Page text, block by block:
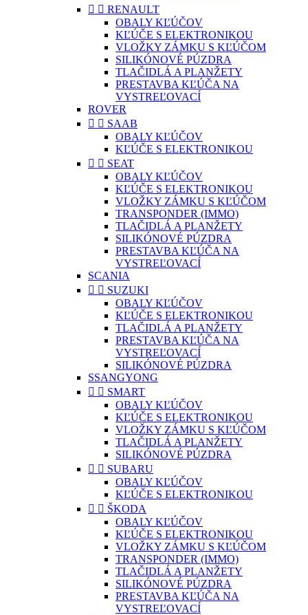
  RENAULT
OBALY KĽÚČOV
KĽÚČE S ELEKTRONIKOU
VLOŽKY ZÁMKU S KĽÚČOM
SILIKÓNOVÉ PÚZDRA
TLAČIDLÁ A PLANŽETY
PRESTAVBA KĽÚČA NA
VYSTREĽOVACÍ
ROVER
  SAAB
OBALY KĽÚČOV
KĽÚČE S ELEKTRONIKOU
  SEAT
OBALY KĽÚČOV
KĽÚČE S ELEKTRONIKOU
VLOŽKY ZÁMKU S KĽÚČOM
TRANSPONDER (IMMO)
TLAČIDLÁ A PLANŽETY
SILIKÓNOVÉ PÚZDRA
PRESTAVBA KĽÚČA NA
VYSTREĽOVACÍ
SCANIA
  SUZUKI
OBALY KĽÚČOV
KĽÚČE S ELEKTRONIKOU
TLAČIDLÁ A PLANŽETY
PRESTAVBA KĽÚČA NA
VYSTREĽOVACÍ
SILIKÓNOVÉ PÚZDRA
SSANGYONG
  SMART
OBALY KĽÚČOV
KĽÚČE S ELEKTRONIKOU
VLOŽKY ZÁMKU S KĽÚČOM
TLAČIDLÁ A PLANŽETY
SILIKÓNOVÉ PÚZDRA
  SUBARU
OBALY KĽÚČOV
KĽÚČE S ELEKTRONIKOU
  ŠKODA
OBALY KĽÚČOV
KĽÚČE S ELEKTRONIKOU
VLOŽKY ZÁMKU S KĽÚČOM
TRANSPONDER (IMMO)
TLAČIDLÁ A PLANŽETY
SILIKÓNOVÉ PÚZDRA
PRESTAVBA KĽÚČA NA
VYSTREĽOVACÍ